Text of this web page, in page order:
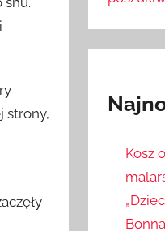
strony,
Kosz